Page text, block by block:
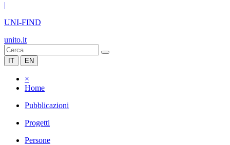
|
UNI-FIND
unito.it
IT EN
×
Home
Pubblicazioni
Progetti
Persone